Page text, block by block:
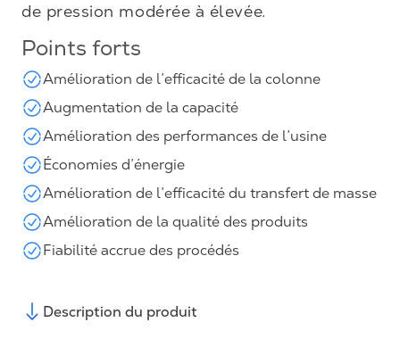
de pression modérée à élevée.
Points forts
Amélioration de l’efficacité de la colonne
Augmentation de la capacité
Amélioration des performances de l’usine
Économies d’énergie
Amélioration de l’efficacité du transfert de masse
Amélioration de la qualité des produits
Fiabilité accrue des procédés
Description du produit